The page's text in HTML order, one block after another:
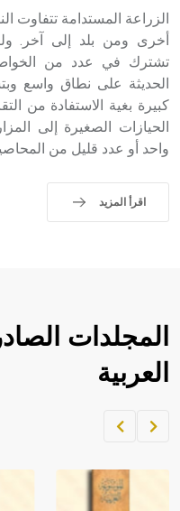
الزراعة المستدامة تتفاوت
أخرى ومن بلد إلى آخر.
تشترك في عدد من
الحديثة على نطاق واسع
كبيرة بغية الاستفادة من
الحيازات الصغيرة إلى
واحد أو عدد قليل من
اقرأ المزيد
المجلدات
العربية